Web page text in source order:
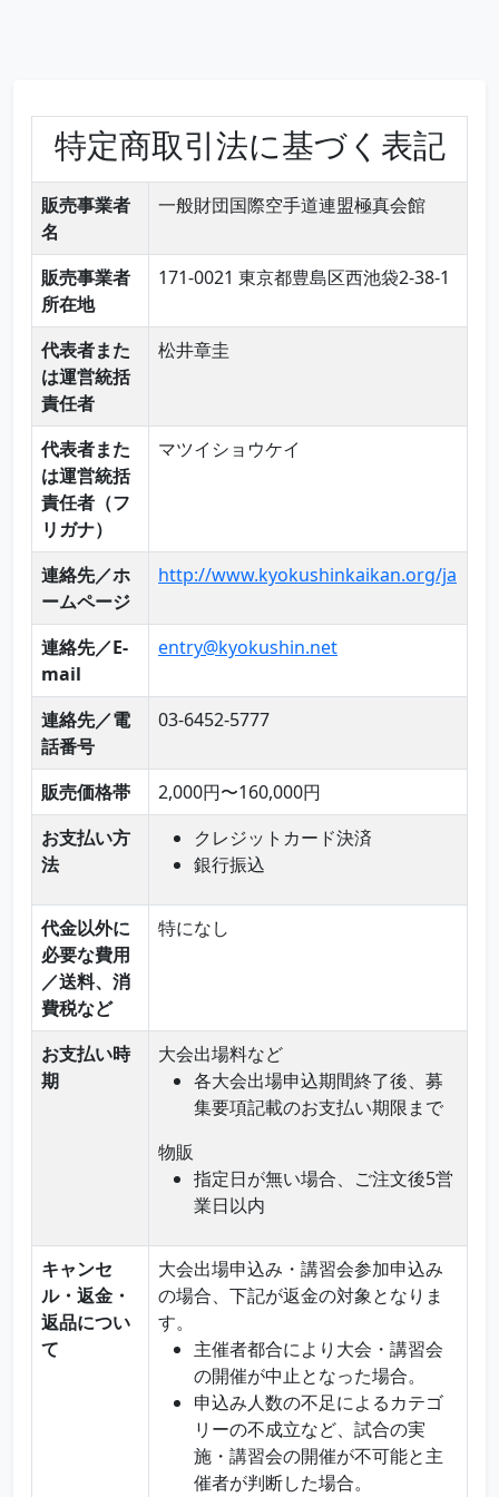
特定商取引法に基づく表記
販売事業者
名
一般財団国際空手道連盟極真会館
販売事業者
所在地
171-0021 東京都豊島区西池袋2-38-1
代表者また
は運営統括
責任者
松井章圭
代表者また
は運営統括
責任者（フ
リガナ）
マツイショウケイ
連絡先／ホ
ームページ
http://www.kyokushinkaikan.org/ja
連絡先／E-
mail
entry@kyokushin.net
連絡先／電
話番号
03-6452-5777
販売価格帯
2,000円〜160,000円
お支払い方
法
クレジットカード決済
銀行振込
代金以外に
必要な費用
／送料、消
費税など
特になし
お支払い時
期
大会出場料など
各大会出場申込期間終了後、募
集要項記載のお支払い期限まで
物販
指定日が無い場合、ご注文後5営
業日以内
キャンセ
ル・返金・
返品につい
て
大会出場申込み・講習会参加申込み
の場合、下記が返金の対象となりま
す。
主催者都合により大会・講習会
の開催が中止となった場合。
申込み人数の不足によるカテゴ
リーの不成立など、試合の実
施・講習会の開催が不可能と主
催者が判断した場合。